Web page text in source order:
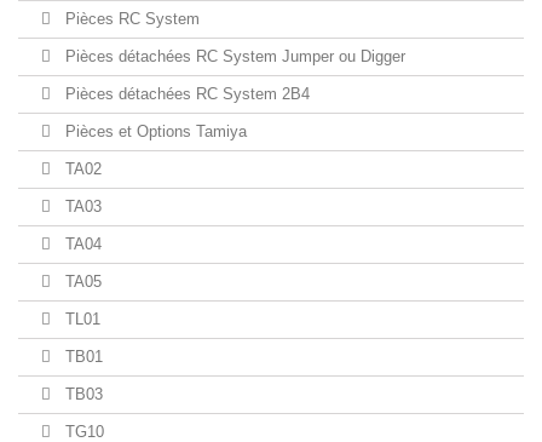
Pièces RC System
Pièces détachées RC System Jumper ou Digger
Pièces détachées RC System 2B4
Pièces et Options Tamiya
TA02
TA03
TA04
TA05
TL01
TB01
TB03
TG10